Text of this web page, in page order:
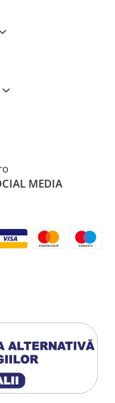
MEDIA